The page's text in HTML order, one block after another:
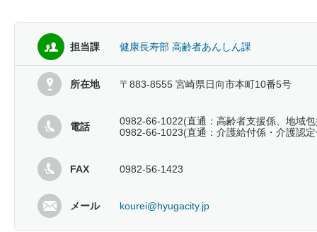
担当課 健康長寿部 高齢者あんしん課
所在地 〒883-8555 宮崎県日向市本町10番5号
電話
0982-66-1022(直通：高齢者支援係、地域
0982-66-1023(直通：介護給付係・介護認
FAX 0982-56-1423
メール kourei@hyugacity.jp